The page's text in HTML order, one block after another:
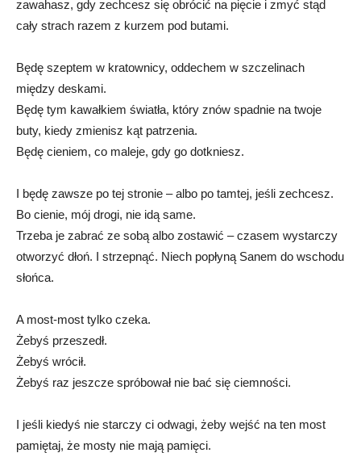
zawahasz, gdy zechcesz się obrócić na pięcie i zmyć stąd
cały strach razem z kurzem pod butami.
Będę szeptem w kratownicy, oddechem w szczelinach
między deskami.
Będę tym kawałkiem światła, który znów spadnie na twoje
buty, kiedy zmienisz kąt patrzenia.
Będę cieniem, co maleje, gdy go dotkniesz.
I będę zawsze po tej stronie – albo po tamtej, jeśli zechcesz.
Bo cienie, mój drogi, nie idą same.
Trzeba je zabrać ze sobą albo zostawić – czasem wystarczy
otworzyć dłoń. I strzepnąć. Niech popłyną Sanem do wschodu
słońca.
A most-most tylko czeka.
Żebyś przeszedł.
Żebyś wrócił.
Żebyś raz jeszcze spróbował nie bać się ciemności.
I jeśli kiedyś nie starczy ci odwagi, żeby wejść na ten most
pamiętaj, że mosty nie mają pamięci.